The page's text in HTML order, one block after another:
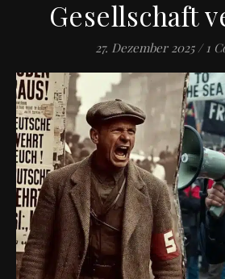
Gesellschaft
27. Dezember 2025 / 1